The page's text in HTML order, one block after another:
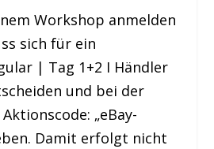
Workshop anmelden
sich für ein
| Tag 1+2 I Händler
und bei der
„eBay-
Damit erfolgt nicht